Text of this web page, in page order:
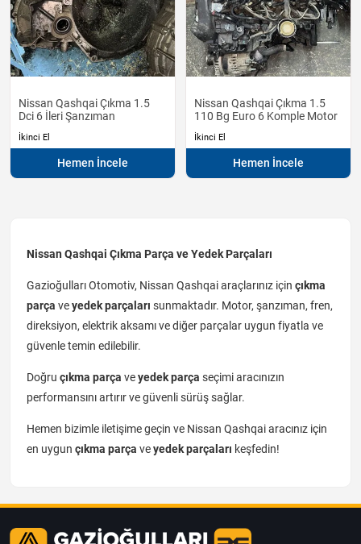
Nissan Qashqai Çıkma 1.5
Dci 6 İleri Şanzıman
İkinci El
Hemen İncele
Nissan Qashqai Çıkma 1.5
110 Bg Euro 6 Komple Motor
İkinci El
Hemen İncele
Nissan Qashqai Çıkma Parça ve Yedek Parçaları
Gazioğulları Otomotiv, Nissan Qashqai araçlarınız için çıkma
parça veyedek parçaları sunmaktadır. Motor, şanzıman, fren,
direksiyon, elektrik aksamı ve diğer parçalar uygun fiyatla ve
güvenle temin edilebilir.
Doğru çıkma parça veyedek parça seçimi aracınızın
performansını artırır ve güvenli sürüş sağlar.
Hemen bizimle iletişime geçin ve Nissan Qashqai aracınız için
en uygun çıkma parça veyedek parçaları keşfedin!